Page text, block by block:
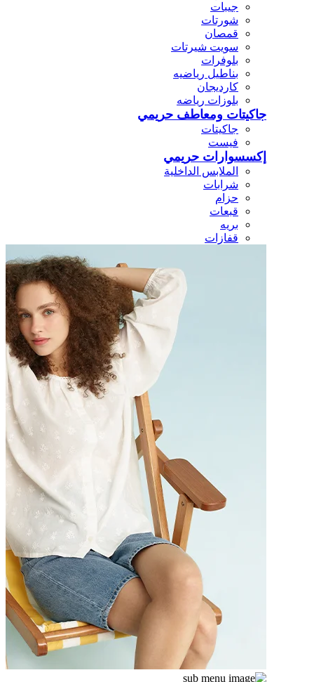
جيبات
شورتات
قمصان
سويت شيرتات
بلوفرات
بناطيل رياضيه
كارديجان
بلوزات رياضه
جاكيتات ومعاطف حريمي
جاكيتات
فيست
إكسسوارات حريمي
الملابس الداخلية
شرابات
حزام
قبعات
بريه
قفازات